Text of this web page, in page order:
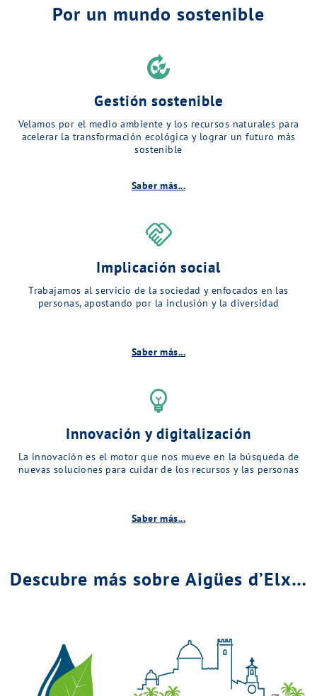
Por un mundo sostenible
compost
Gestión sostenible
Velamos por el medio ambiente y los recursos naturales para
acelerar la transformación ecológica y lograr un futuro más
sostenible
Saber más...
handshake
Implicación social
Trabajamos al servicio de la sociedad y enfocados en las
personas, apostando por la inclusión y la diversidad
Saber más...
emoji_objects
Innovación y digitalización
La innovación es el motor que nos mueve en la búsqueda de
nuevas soluciones para cuidar de los recursos y las personas
Saber más...
Descubre más sobre Aigües d’Elx…